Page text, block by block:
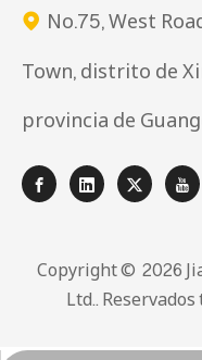
 No.75, West
Town, distrito de
provincia de
Copyright © ️ 2026
Ltd..